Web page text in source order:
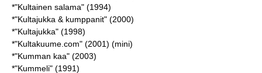
*"Kultainen salama" (1994)
*"Kultajukka & kumppanit" (2000)
*"Kultajukka" (1998)
*"Kultakuume.com" (2001) (mini)
*"Kumman kaa" (2003)
*"Kummeli" (1991)